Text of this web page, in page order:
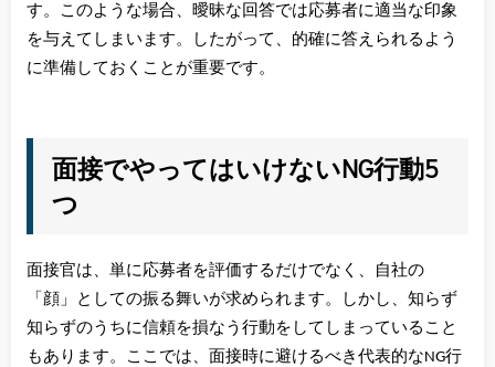
す。このような場合、曖昧な回答では応募者に適当な印象
を与えてしまいます。したがって、的確に答えられるよう
に準備しておくことが重要です。
面接でやってはいけないNG行動5
つ
面接官は、単に応募者を評価するだけでなく、自社の
「顔」としての振る舞いが求められます。しかし、知らず
知らずのうちに信頼を損なう行動をしてしまっていること
もあります。ここでは、面接時に避けるべき代表的なNG行